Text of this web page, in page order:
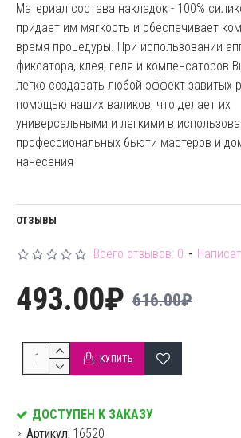
Материал состава накладок - 100%
придает им мягкость и обеспечивает
время процедуры. При использовании
фиксатора, клея, геля и компенсаторов
легко создавать любой эффект завитых
помощью наших валиков, что делает их
универсальными и легкими в
профессиональных бьюти мастеров и
нанесения
ОТЗЫВЫ
ДОСТУПЕН К ЗАКАЗУ
Артикул: 16520
Всего отзывов: 0 -
493.00₽ 616.00₽
КУПИТЬ